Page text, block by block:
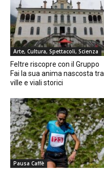
Arte, Cultura, Spettacoli, Scienza
Feltre riscopre con il Gruppo
Fai la sua anima nascosta tra
ville e viali storici
Pausa Caffè